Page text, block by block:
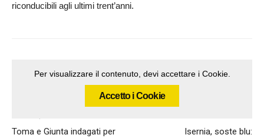
riconducibili agli ultimi trent’anni.
Per visualizzare il contenuto, devi accettare i Cookie.
Accetto i Cookie
Toma e Giunta indagati per
Isernia, soste blu: